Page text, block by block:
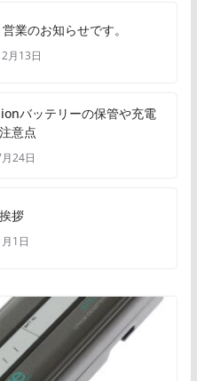
業のお知らせです。
月13日
バッテリーの保管や充電
意点
24日
拶
1日